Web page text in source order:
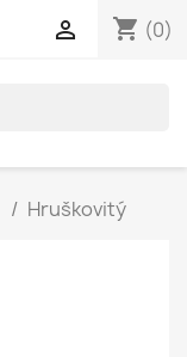
shopping_cart (0)

Hruškovitý